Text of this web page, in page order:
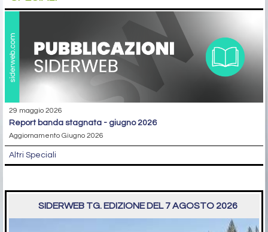
29 maggio 2026
report banda stagnata - giugno 2026
Aggiornamento Giugno 2026
Altri Speciali
SIDERWEB TG. EDIZIONE DEL 7 AGOSTO 2026